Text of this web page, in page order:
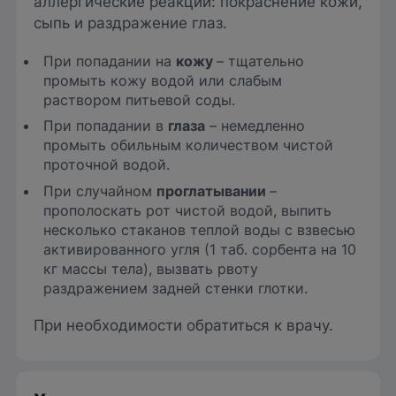
сыпь и раздражение глаз.
При попадании на кожу– тщательно
промыть кожу водой или слабым
раствором питьевой соды.
При попадании в глаза – немедленно
промыть обильным количеством чистой
проточной водой.
При случайном проглатывании–
прополоскать рот чистой водой, выпить
несколько стаканов теплой воды с взвесью
активированного угля (1 таб. сорбента на 10
кг массы тела), вызвать рвоту
раздражением задней стенки глотки.
При необходимости обратиться к врачу.